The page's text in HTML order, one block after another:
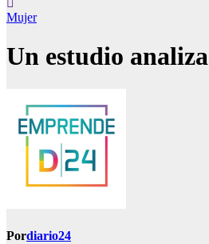
Mujer
Un estudio
Pordiario24